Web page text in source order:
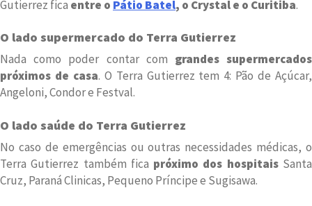
Gutierrez fica entre o Pátio Batel, o Crystal e o Curitiba.
O lado supermercado do Terra Gutierrez
Nada como poder contar com grandes supermercados
próximos de casa. O Terra Gutierrez tem 4: Pão de Açúcar,
Angeloni, Condor e Festval.
O lado saúde do Terra Gutierrez
No caso de emergências ou outras necessidades médicas, o
Terra Gutierrez também fica próximo dos hospitaisSanta
Cruz, Paraná Clinicas, Pequeno Príncipe e Sugisawa.